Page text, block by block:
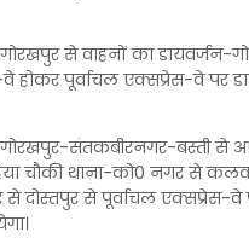
से वाहनों का डायवर्जन-
होकर पूर्वाचल एक्सप्रेस-वे पर
संतकबीरनगर-बस्ती से
चौकी थाना-को0 नगर से
दोस्तपुर से पूर्वाचल एक्सप्रेस-वे